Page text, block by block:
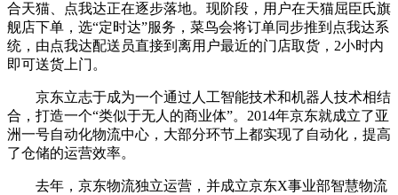
合天猫、点我达正在逐步落地。现阶段，用户在天猫屈臣氏旗
舰店下单，选“定时达”服务，菜鸟会将订单同步推到点我达系
统，由点我达配送员直接到离用户最近的门店取货，2小时内
即可送货上门。
京东立志于成为一个通过人工智能技术和机器人技术相结
合，打造一个“类似于无人的商业体”。2014年京东就成立了亚
洲一号自动化物流中心，大部分环节上都实现了自动化，提高
了仓储的运营效率。
去年，京东物流独立运营，并成立京东X事业部智慧物流